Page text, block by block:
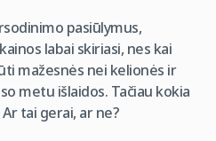
pasiūlymus,
labai skiriasi, nes kai
mažesnės nei kelionės ir
metu išlaidos. Tačiau kokia
tai gerai, ar ne?